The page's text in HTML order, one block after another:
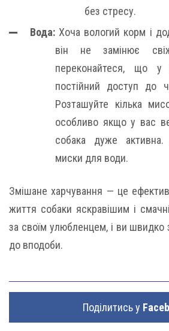
без стресу.
Вода: Хоча вологий корм і
він не замінює
переконайтеся, що
постійний доступ до
Розташуйте кілька
особливо якщо у вас
собака дуже активна.
миски для води.
Змішане харчування — це
життя собаки яскравішим і
за своїм улюбленцем, і ви швидко
до вподоби.
Поділитись у